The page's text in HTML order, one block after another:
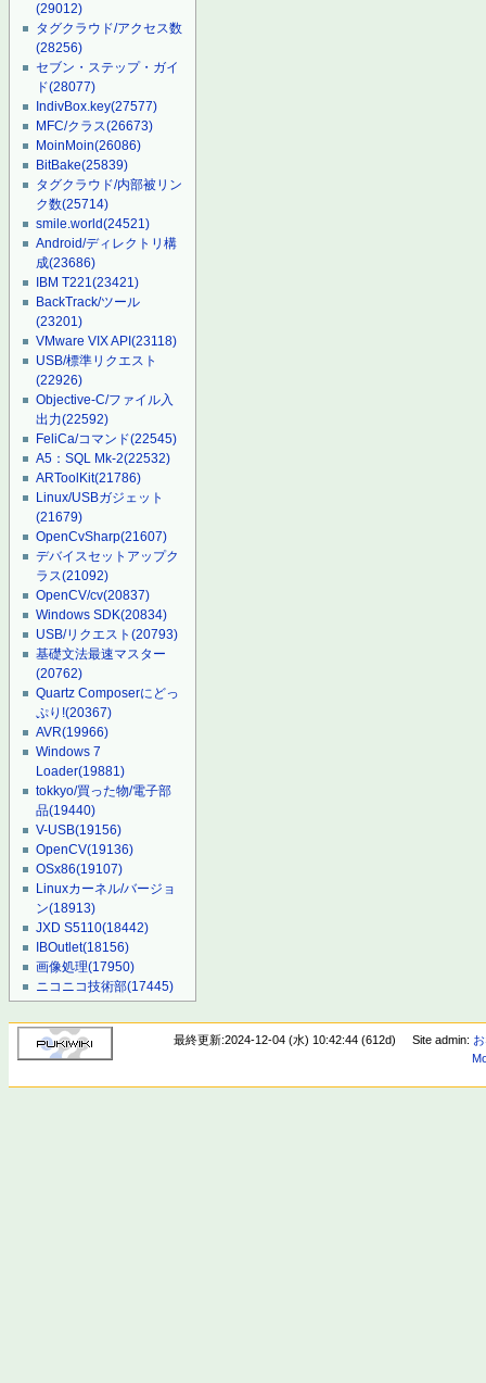
(29012)
タグクラウド/アクセス数
(28256)
セブン・ステップ・ガイ
ド(28077)
IndivBox.key(27577)
MFC/クラス(26673)
MoinMoin(26086)
BitBake(25839)
タグクラウド/内部被リン
ク数(25714)
smile.world(24521)
Android/ディレクトリ構
成(23686)
IBM T221(23421)
BackTrack/ツール
(23201)
VMware VIX API(23118)
USB/標準リクエスト
(22926)
Objective-C/ファイル入
出力(22592)
FeliCa/コマンド(22545)
A5：SQL Mk-2(22532)
ARToolKit(21786)
Linux/USBガジェット
(21679)
OpenCvSharp(21607)
デバイスセットアップク
ラス(21092)
OpenCV/cv(20837)
Windows SDK(20834)
USB/リクエスト(20793)
基礎文法最速マスター
(20762)
Quartz Composerにどっ
ぷり!(20367)
AVR(19966)
Windows 7
Loader(19881)
tokkyo/買った物/電子部
品(19440)
V-USB(19156)
OpenCV(19136)
OSx86(19107)
Linuxカーネル/バージョ
ン(18913)
JXD S5110(18442)
IBOutlet(18156)
画像処理(17950)
ニコニコ技術部(17445)
最終更新:2024-12-04 (水) 10:42:44 (612d) Site admin: